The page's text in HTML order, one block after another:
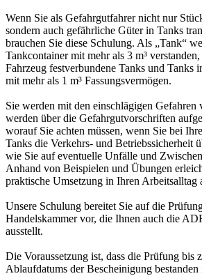
Wenn Sie als Gefahrgutfahrer nicht nur
sondern auch gefährliche Güter in Tanks
brauchen Sie diese Schulung. Als „Tank“
Tankcontainer mit mehr als 3 m³
Fahrzeug festverbundene Tanks und Tanks
mit mehr als 1 m³ Fassungsvermögen.
Sie werden mit den einschlägigen Gefahren
werden über die Gefahrgutvorschriften
worauf Sie achten müssen, wenn Sie bei
Tanks die Verkehrs- und Betriebssicherheit
wie Sie auf eventuelle Unfälle und
Anhand von Beispielen und Übungen
praktische Umsetzung in Ihren Arbeitsalltag
Unsere Schulung bereitet Sie auf die
Handelskammer vor, die Ihnen auch die
ausstellt.
Die Voraussetzung ist, dass die Prüfung bis
Ablaufdatums der Bescheinigung bestanden